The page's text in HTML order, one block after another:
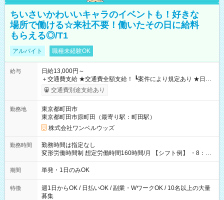
ちいさいかわいいキャラのイベントも！好きな
場所で働ける☆来社不要！働いたその日に給料
もらえる◎/T1
アルバイト 職種未経験OK
給与
日給13,000円～
＋交通費支給 ★交通費全額支給！ ┗案件により規定あり ★日払
いOK！（規定あり） ┗働いたその日に現金GET♪ お仕事後はコ
ンビニATMから 日払い分を引き落とせます！ 【試用期間】試
交通費別途支給あり
勤務地
東京都町田市
東京都町田市原町田（最寄り駅：町田駅）
株式会社ワンベルウッズ
勤務時間
勤務時間は指定なし
変形労働時間制 想定労働時間160時間/月 【シフト例】 ・8：00
～21：00
期間 単発・1日のみOK
特徴
週1日からOK / 日払いOK / 副業・WワークOK / 10名以上の大量
募集